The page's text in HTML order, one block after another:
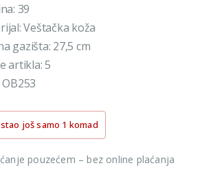
39
Veštačka koža
gazišta: 27,5 cm
artikla: 5
još samo 1 komad
pouzećem – bez online plaćanja